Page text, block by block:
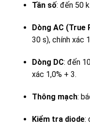
Tần số: đến 50
Dòng AC (True
30 s), chính xác
Dòng DC: đến
xác 1,0% + 3.
Thông mạch:
Kiểm tra diode: